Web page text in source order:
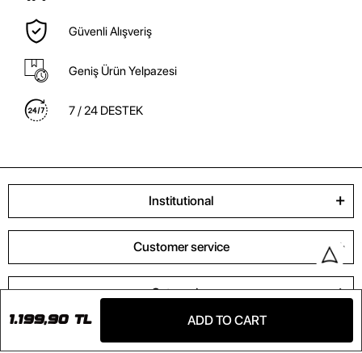
1.199,90 TL ADD TO CART
Güvenli Alışveriş
Geniş Ürün Yelpazesi
7 / 24 DESTEK
Institutional
Customer service
Categories